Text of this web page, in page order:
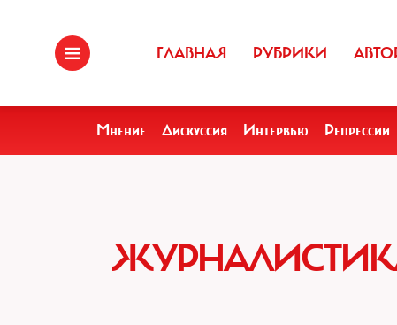
ГЛАВНАЯ РУБРИКИ
Мнение Дискуссия Интервью Репрессии